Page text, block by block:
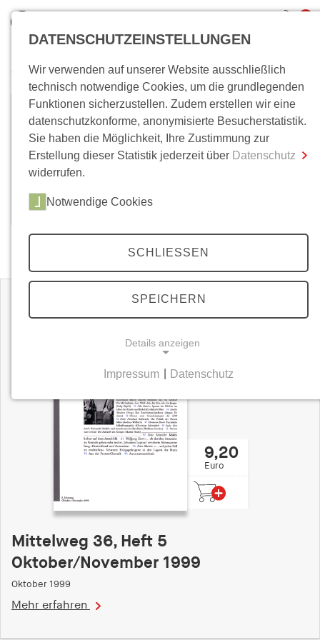
inkl. MwSt.
0,00 €
Zum Warenkorb Zur Kasse
Wo bin ich?
Peter Martin
geb. 1942, Historiker und Soziologe; von April 1992
bis März 2000 wissenschaftlicher Mitarbeiter am
Hamburger Institut für Sozialforschung im
Arbeitsbereich »Nation und Gesellschaft«.
Zeitschriften
9,20
Euro
Mittelweg 36, Heft 5
Oktober/November 1999
Oktober 1999
Mehr erfahren
DATENSCHUTZEINSTELLUNGEN
Wir verwenden auf unserer Website ausschließlich
technisch notwendige Cookies, um die grundlegenden
Funktionen sicherzustellen. Zudem erstellen wir eine
datenschutzkonforme, anonymisierte Besucherstatistik.
Sie haben die Möglichkeit, Ihre Zustimmung zur
Erstellung dieser Statistik jederzeit über Datenschutz
widerrufen.
Notwendige Cookies
SCHLIESSEN
SPEICHERN
Details anzeigen
Notwendige Cookies helfen dabei, eine Webseite
nutzbar zu machen, indem sie Grundfunktionen
wie Seitennavigation und Zugriff auf sichere
Bereiche der Webseite ermöglichen. Die Webseite
Name:
cookie_consent
hamburger-edition.de
Impressum Datenschutz